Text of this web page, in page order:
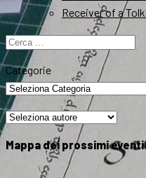
Receiver of a
Ricerca
per:
Categorie
Mappa dei prossimi